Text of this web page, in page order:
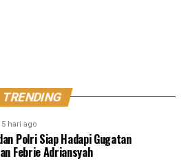
TRENDING
5 hari ago
Polri Siap Hadapi Gugatan
Febrie Adriansyah